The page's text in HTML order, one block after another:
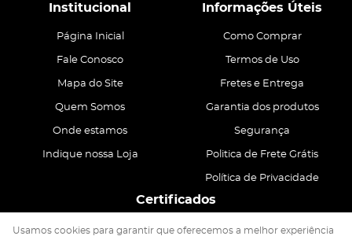
Institucional
Página Inicial
Fale Conosco
Mapa do Site
Quem Somos
Onde estamos
Indique nossa Loja
Informações Úteis
Como Comprar
Termos de Uso
Fretes e Entrega
Garantia dos produtos
Segurança
Politica de Frete Grátis
Política de Privacidade
Certificados
Usamos cookies para garantir que oferecemos a melhor experiência